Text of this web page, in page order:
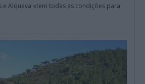
Alqueva «tem todas as condições para